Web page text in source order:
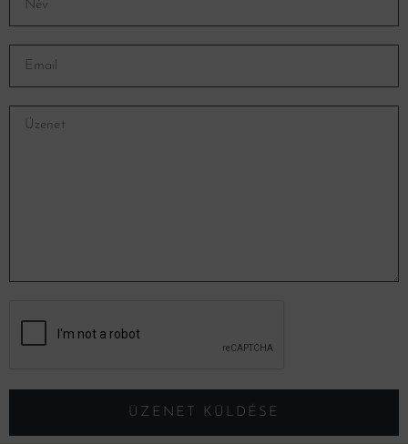
ÜZENET KÜLDÉSE